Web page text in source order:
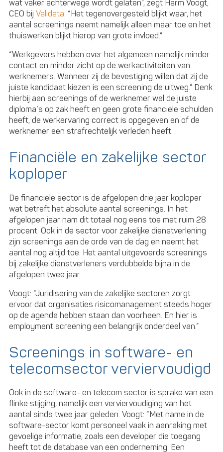
wat vaker achterwege wordt gelaten”, zegt Harm Voogt,
CEO bijValidata. “Het tegenovergesteld blijkt waar, het
aantal screenings neemt namelijk alleen maar toe en het
thuiswerken blijkt hierop van grote invloed.”
“Werkgevers hebben over het algemeen namelijk minder
contact en minder zicht op de werkactiviteiten van
werknemers. Wanneer zij de bevestiging willen dat zij de
juiste kandidaat kiezen is een screening de uitweg.” Denk
hierbij aan screenings of de werknemer wel de juiste
diploma’s op zak heeft en geen grote financiële schulden
heeft, de werkervaring correct is opgegeven en of de
werknemer een strafrechtelijk verleden heeft.
Financiële en zakelijke sector
koploper
De financiële sector is de afgelopen drie jaar koploper
wat betreft het absolute aantal screenings. In het
afgelopen jaar nam dit totaal nog eens toe met ruim 28
procent. Ook in de sector voor zakelijke dienstverlening
zijn screenings aan de orde van de dag en neemt het
aantal nog altijd toe. Het aantal uitgevoerde screenings
bij zakelijke dienstverleners verdubbelde bijna in de
afgelopen twee jaar.
Voogt: “Juridisering van de zakelijke sectoren zorgt
ervoor dat organisaties risicomanagement steeds hoger
op de agenda hebben staan dan voorheen. En hier is
employment screening een belangrijk onderdeel van.”
Screenings in software- en
telecomsector verviervoudigd
Ook in de software- en telecom sector is sprake van een
flinke stijging, namelijk een verviervoudiging van het
aantal sinds twee jaar geleden. Voogt: “Met name in de
software-sector komt personeel vaak in aanraking met
gevoelige informatie, zoals een developer die toegang
heeft tot de database van een onderneming. Een